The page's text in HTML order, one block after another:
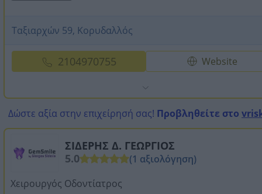
Ταξιαρχών 59, Κορυδαλλός
2104970755 Website
Δώστε αξία στην επιχείρησή σας! Προβληθείτε στο
ΣΙΔΕΡΗΣ Δ. ΓΕΩΡΓΙΟΣ
5.0
(1 αξιολόγηση)
Χειρουργός Οδοντίατρος